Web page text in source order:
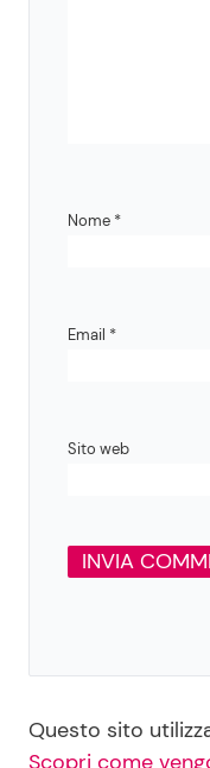
Nome *
Email *
Sito web
Questo sito
Scopri come